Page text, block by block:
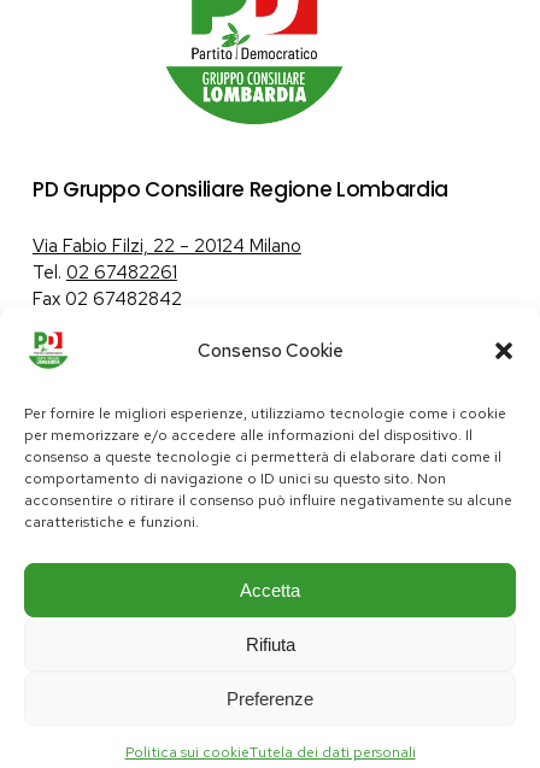
Consenso Cookie
Per fornire le migliori esperienze, utilizziamo tecnologie come i cookie
per memorizzare e/o accedere alle informazioni del dispositivo. Il
consenso a queste tecnologie ci permetterà di elaborare dati come il
comportamento di navigazione o ID unici su questo sito. Non
acconsentire o ritirare il consenso può influire negativamente su alcune
caratteristiche e funzioni.
Accetta
Rifiuta
Preferenze
Politica sui cookieTutela dei dati personali
PD Gruppo Consiliare Regione Lombardia
Via Fabio Filzi, 22 – 20124 Milano
Tel. 02 67482261
Fax 02 67482842
Tutela dei dati personali|Politica sui cookie
pd@consiglio.regione.lombardia.it
ufficiostampa.pd@consiglio.regione.lombardia.it
Pagine Facebook Gruppo Consiliare PD LombardiaPagina Messenger Gruppo Consiliare PD LombardiaPagina Instagram Gruppo PD LombardiaPagina Youtube Gruppo PD Lombardia